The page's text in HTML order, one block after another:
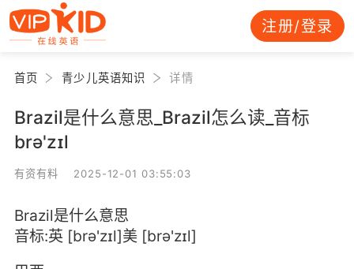
注册/登录
首页 青少儿英语知识 详情
Brazil是什么意思_Brazil怎么读_音标
brə'zɪl
有资有料 2025-12-01 03:55:03
Brazil是什么意思
音标:英 [brə'zɪl]美 [brə'zɪl]